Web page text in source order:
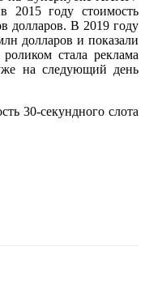
году стоимость
долларов. В 2019 году
долларов и показали
стала реклама
на следующий день
30-секундного слота